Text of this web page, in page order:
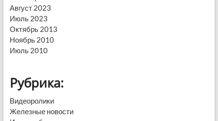
Август 2023
Июль 2023
Октябрь 2013
Ноябрь 2010
Июль 2010
Рубрика:
Видеоролики
Железные новости